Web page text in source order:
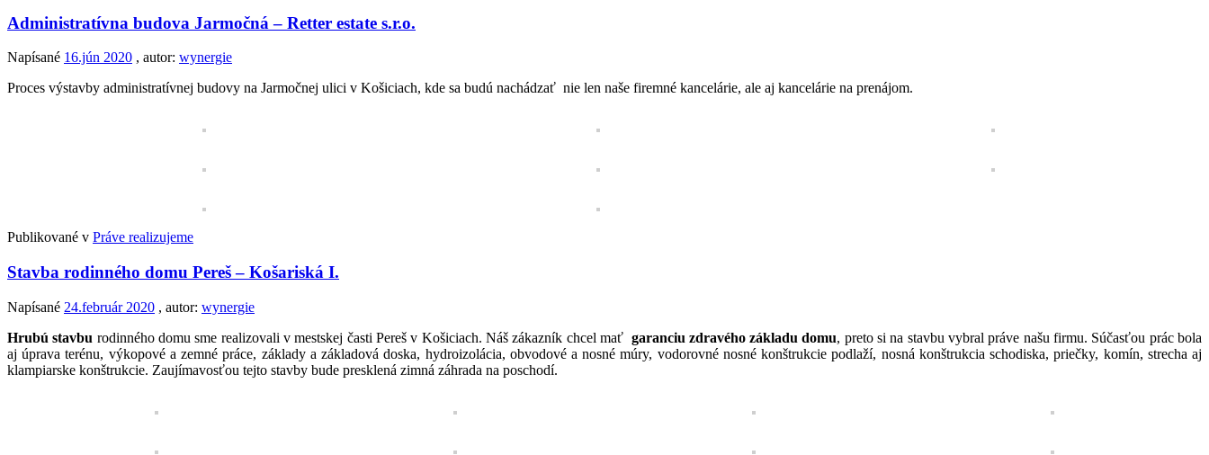
Administratívna budova Jarmočná – Retter estate s.r.o.
Napísané 16.jún 2020 , autor: wynergie
Proces výstavby administratívnej budovy na Jarmočnej ulici v Košiciach, kde sa budú nachádzať nie len naše firemné kancelárie, ale aj kancelárie na prenájom.
Publikované v Práve realizujeme
Stavba rodinného domu Pereš – Košariská I.
Napísané 24.február 2020 , autor: wynergie
Hrubú stavbu rodinného domu sme realizovali v mestskej časti Pereš v Košiciach. Náš zákazník chcel mať garanciu zdravého základu domu, preto si na stavbu vybral práve našu firmu. Súčasťou prác bola
aj úprava terénu, výkopové a zemné práce, základy a základová doska, hydroizolácia, obvodové a nosné múry, vodorovné nosné konštrukcie podlaží, nosná konštrukcia schodiska, priečky, komín, strecha aj
klampiarske konštrukcie. Zaujímavosťou tejto stavby bude presklená zimná záhrada na poschodí.